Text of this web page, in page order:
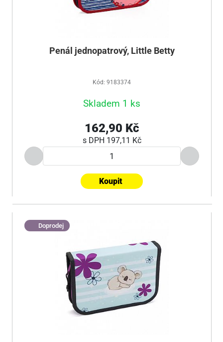
Penál jednopatrový, Little Betty
Kód: 9183374
Skladem 1 ks
162,90 Kč
s DPH 197,11 Kč
Koupit
Doprodej